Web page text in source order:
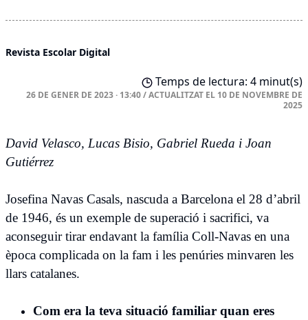
Revista Escolar Digital
Temps de lectura: 4 minut(s)
26 DE GENER DE 2023 · 13:40/ACTUALITZAT EL 10 DE NOVEMBRE DE
2025
David Velasco, Lucas Bisio, Gabriel Rueda i Joan
Gutiérrez
Josefina Navas Casals, nascuda a Barcelona el 28 d’abril
de 1946, és un exemple de superació i sacrifici, va
aconseguir tirar endavant la família Coll-Navas en una
època complicada on la fam i les penúries minvaren les
llars catalanes.
Com era la teva situació familiar quan eres